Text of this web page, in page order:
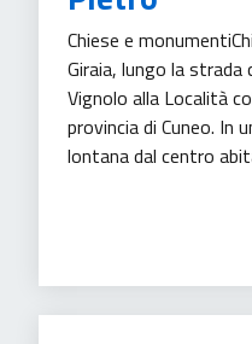
Chiese e
Giraia, lungo la strada
Vignolo alla Località
provincia di Cuneo. In
lontana dal centro